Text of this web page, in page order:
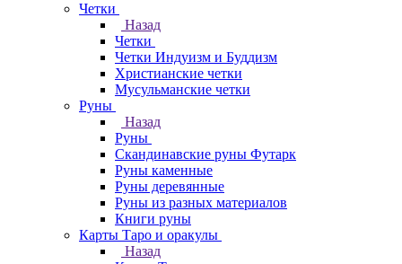
Четки
Назад
Четки
Четки Индуизм и Буддизм
Христианские четки
Мусульманские четки
Руны
Назад
Руны
Скандинавские руны Футарк
Руны каменные
Руны деревянные
Руны из разных материалов
Книги руны
Карты Таро и оракулы
Назад